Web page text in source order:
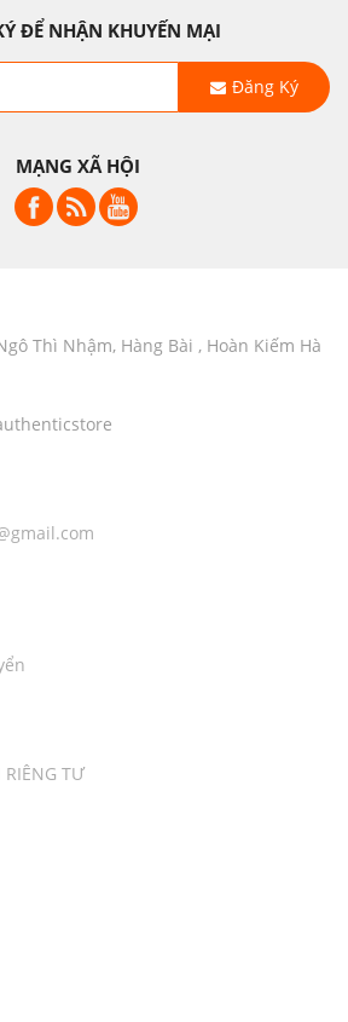
ĐỂ NHẬN KHUYẾN MẠI
Đăng Ký
MẠNG XÃ HỘI
Thì Nhậm, Hàng Bài , Hoàn Kiếm Hà
RIÊNG TƯ